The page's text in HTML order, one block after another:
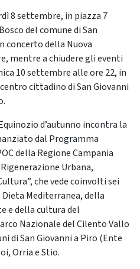
8 settembre, in piazza 7
del comune di San
concerto della Nuova
mentre a chiudere gli eventi
10 settembre alle ore 22, in
cittadino di San Giovanni
d’autunno incontra la
dal Programma
della Regione Campania
Urbana,
che vede coinvolti sei
Mediterranea, della
e della cultura del
Nazionale del Cilento Vallo
di San Giovanni a Piro (Ente
Orria e Stio.